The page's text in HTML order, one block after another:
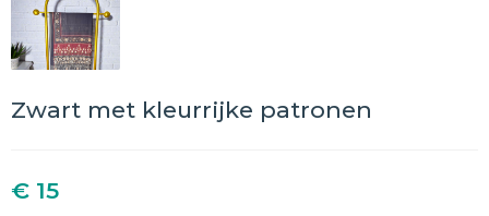
Zwart met kleurrijke patronen
€ 15